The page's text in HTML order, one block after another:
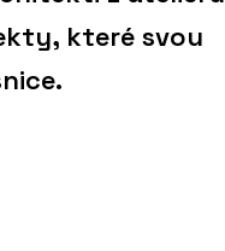
které svou